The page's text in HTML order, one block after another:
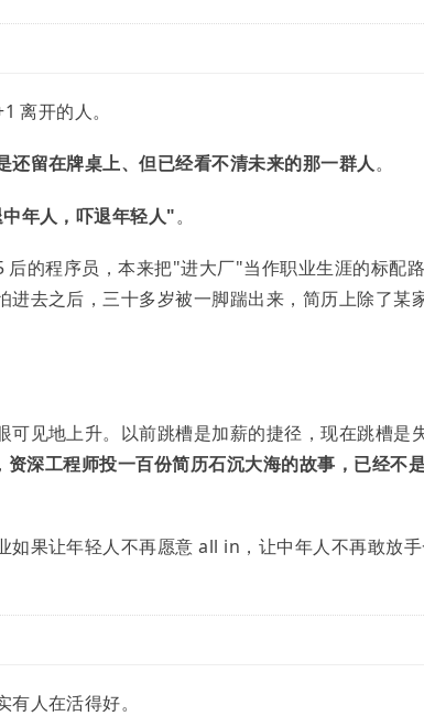
离开的人。
还留在牌桌上、但已经看不清未来的那一群人。
年人，吓退年轻人"。
的程序员，本来把"进大厂"当作职业生涯的标配路
去之后，三十多岁被一脚踹出来，简历上除了某
见地上升。以前跳槽是加薪的捷径，现在跳槽是
资深工程师投一百份简历石沉大海的故事，已经不
果让年轻人不再愿意 all in，让中年人不再敢放
人在活得好。